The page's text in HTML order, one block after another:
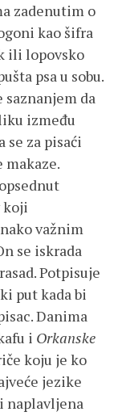
zadenutim o
kao šifra
ili lopovsko
psa u sobu.
saznanjem da
između
se za pisaći
makaze.
koji
važnim
se iskrada
Potpisuje
put kada bi
Danima
i Orkanske
koju je ko
jezike
naplavljena